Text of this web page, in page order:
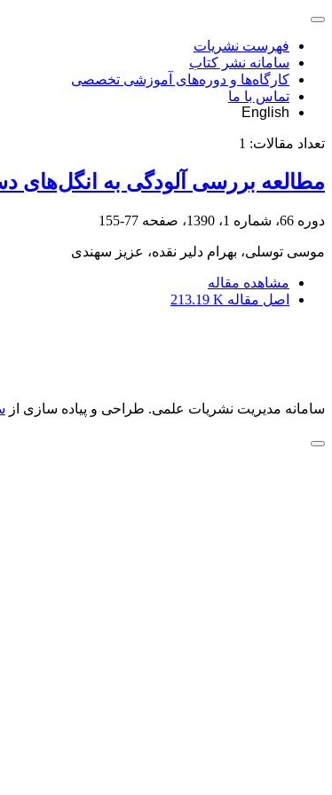
فهرست نشریات
سامانه نشر کتاب
کارگاه‌ها و دوره‌های آموزشی تخصصی
تماس با ما
English
تعداد مقالات: 1
مطالعه بررسی آلودگی به انگل‌های
دوره 66، شماره 1، 1390، صفحه 77-155
موسی توسلی، بهرام دلیر نقده، عزیز سهندی
مشاهده مقاله
اصل مقاله 213.19 K
سامانه مدیریت نشریات علمی. طراحی و پیاده سازی از